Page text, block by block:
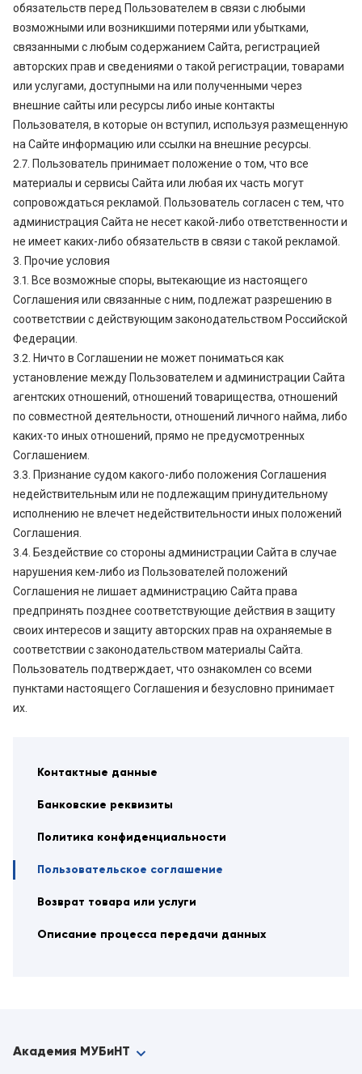
Контактные данные
Банковские реквизиты
Политика конфиденциальности
Пользовательское соглашение
Возврат товара или услуги
Описание процесса передачи данных
обязательств перед Пользователем в связи с любыми
возможными или возникшими потерями или убытками,
связанными с любым содержанием Сайта, регистрацией
авторских прав и сведениями о такой регистрации, товарами
или услугами, доступными на или полученными через
внешние сайты или ресурсы либо иные контакты
Пользователя, в которые он вступил, используя размещенную
на Сайте информацию или ссылки на внешние ресурсы.
2.7. Пользователь принимает положение о том, что все
материалы и сервисы Сайта или любая их часть могут
сопровождаться рекламой. Пользователь согласен с тем, что
администрация Сайта не несет какой-либо ответственности и
не имеет каких-либо обязательств в связи с такой рекламой.
3. Прочие условия
3.1. Все возможные споры, вытекающие из настоящего
Соглашения или связанные с ним, подлежат разрешению в
соответствии с действующим законодательством Российской
Федерации.
3.2. Ничто в Соглашении не может пониматься как
установление между Пользователем и администрации Сайта
агентских отношений, отношений товарищества, отношений
по совместной деятельности, отношений личного найма, либо
каких-то иных отношений, прямо не предусмотренных
Соглашением.
3.3. Признание судом какого-либо положения Соглашения
недействительным или не подлежащим принудительному
исполнению не влечет недействительности иных положений
Соглашения.
3.4. Бездействие со стороны администрации Сайта в случае
нарушения кем-либо из Пользователей положений
Соглашения не лишает администрацию Сайта права
предпринять позднее соответствующие действия в защиту
своих интересов и защиту авторских прав на охраняемые в
соответствии с законодательством материалы Сайта.
Пользователь подтверждает, что ознакомлен со всеми
пунктами настоящего Соглашения и безусловно принимает
их.
Академия МУБиНТ